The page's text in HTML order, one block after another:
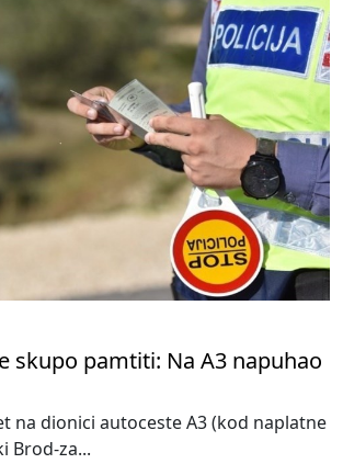
skupo pamtiti: Na A3 napuhao
na dionici autoceste A3 (kod naplatne
Brod-za...